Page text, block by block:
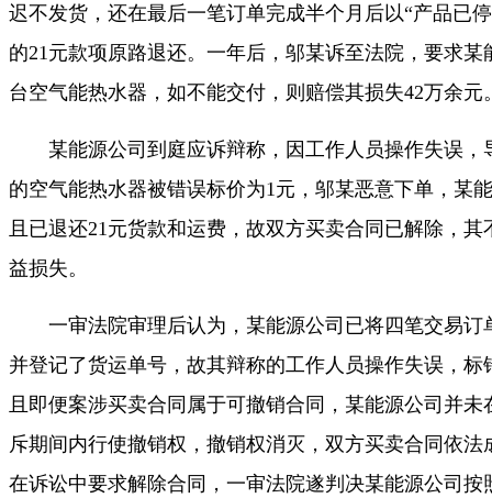
迟不发货，还在最后一笔订单完成半个月后以“产品已
的21元款项原路退还。一年后，邬某诉至法院，要求某
台空气能热水器，如不能交付，则赔偿其损失42万余元
某能源公司到庭应诉辩称，因工作人员操作失误，
的空气能热水器被错误标价为1元，邬某恶意下单，某
且已退还21元货款和运费，故双方买卖合同已解除，
益损失。
一审法院审理后认为，某能源公司已将四笔交易订
并登记了货运单号，故其辩称的工作人员操作失误，标
且即便案涉买卖合同属于可撤销合同，某能源公司并未
斥期间内行使撤销权，撤销权消灭，双方买卖合同依法
在诉讼中要求解除合同，一审法院遂判决某能源公司按